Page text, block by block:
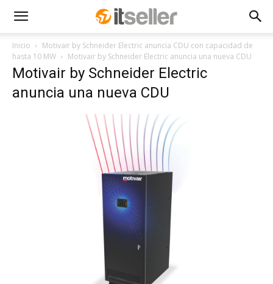
Inicio
Motivair by Schneider Electric anuncia CDU con capacidad de
hasta 10 MW
Motivair by Schneider Electric anuncia una nueva CDU
Motivair by Schneider Electric
anuncia una nueva CDU